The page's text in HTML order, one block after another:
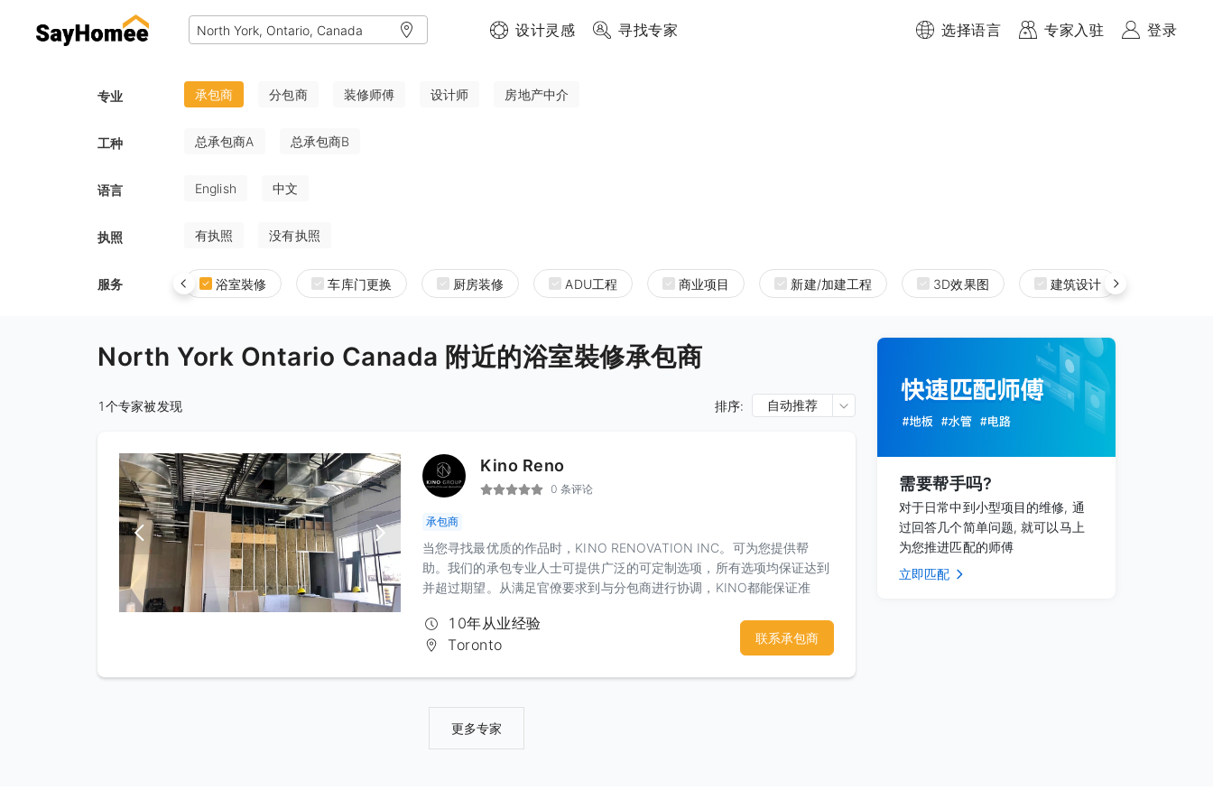
设计灵感 寻找专家 选择语言 专家入驻 登录
专业 承包商 分包商 装修师傅 设计师 房地产中介
工种 总承包商A 总承包商B
语言 English 中文
执照 有执照 没有执照
服务 浴室裝修 车库门更换 厨房装修 ADU工程 商业项目 新建/加建工程 3D效果图 建筑设计
North York Ontario Canada 附近的浴室裝修承包商
1个专家被发现 排序: 自动推荐
Kino Reno
0 条评论
承包商
当您寻找最优质的作品时，KINO RENOVATION INC。可为您提供帮
助。我们的承包专业人士可提供广泛的可定制选项，所有选项均保证达到
并超过期望。从满足官僚要求到与分包商进行协调，KINO都能保证准
的信息！10年从业经验
Toronto
联系承包商
更多专家
需要帮手吗?
对于日常中到小型项目的维修, 通
过回答几个简单问题, 就可以马上
为您推进匹配的师傅
立即匹配